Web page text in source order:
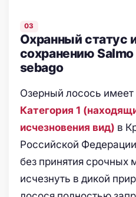
Охранный статус
сохранению
sebago
Озерный лосось имеет
Категория 1
исчезновения вид) в
Российской
без принятия срочных
исчезнуть в дикой